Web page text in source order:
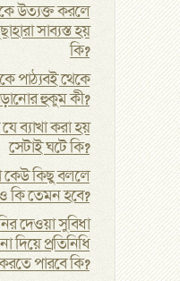
উত্যক্ত করলে
সাব্যস্ত হয়
কি?
পাঠ্যবই থেকে
হুকুম কী?
যে ব্যাখা করা হয়
সেটাই ঘটে কি?
কেউ কিছু বললে
কি তেমন হবে?
দেওয়া সুবিধা
দিয়ে প্রতিনিধি
পারবে কি?